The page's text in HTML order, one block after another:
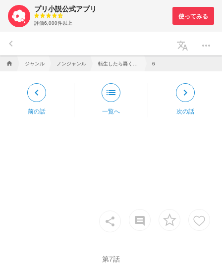
プリ小説公式アプリ
評価6,000件以上
keyboard_arrow_left translate more_horiz
home ジャンル ノンジャンル 6
keyboard_arrow_left
前の話
list
一覧へ
keyboard_arrow_right
次の話
share insert_comment
第7話